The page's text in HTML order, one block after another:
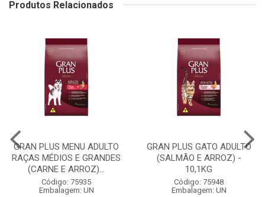
Produtos Relacionados
GRAN PLUS MENU ADULTO
RAÇAS MÉDIOS E GRANDES
(CARNE E ARROZ)...
Código: 75935
Embalagem: UN
GRAN PLUS GATO ADULTO
(SALMÃO E ARROZ) -
10,1KG
Código: 75948
Embalagem: UN